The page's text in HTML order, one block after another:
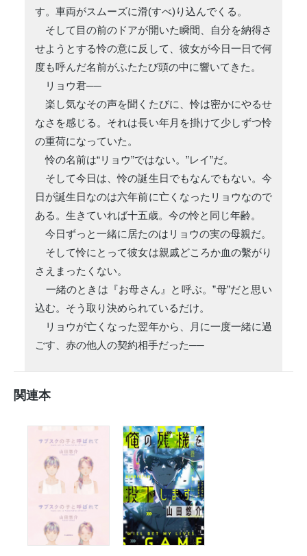
す。車両がスムーズに滑(すべ)り込んでくる。
そして目の前のドアが開いた瞬間、自分を納得さ
せようとする怜の意に反して、彼女が今日一日で何
度も呼んだ名前がふたたび頭の中に響いてきた。
リョウ君──
楽し気なその声を聞くたびに、怜は密かにやるせ
なさを感じる。それは長い年月を掛けて少しずつ怜
の重荷になっていた。
怜の名前は“リョウ”ではない。”レイ”だ。
そして今日は、怜の誕生日でもなんでもない。今
日が誕生日なのは六年前に亡くなったリョウなので
ある。生きていれば十五歳。今の怜と同じ年齢。
今日ずっと一緒に居たのはリョウの実の母親だ。
そして怜にとって彼女は親戚どころか血の繫がり
さえまったくない。
一緒のときは『お母さん』と呼ぶ。”母”だと思い
込む。そう取り決められているだけ。
リョウが亡くなった翌年から、月に一度一緒に過
ごす、赤の他人の契約相手だった──
関連本